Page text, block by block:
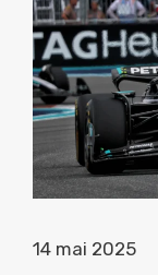
14 mai 2025